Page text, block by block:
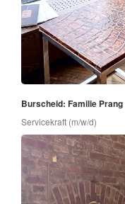
Burscheid: Familie Prang
Servicekraft (m/w/d)